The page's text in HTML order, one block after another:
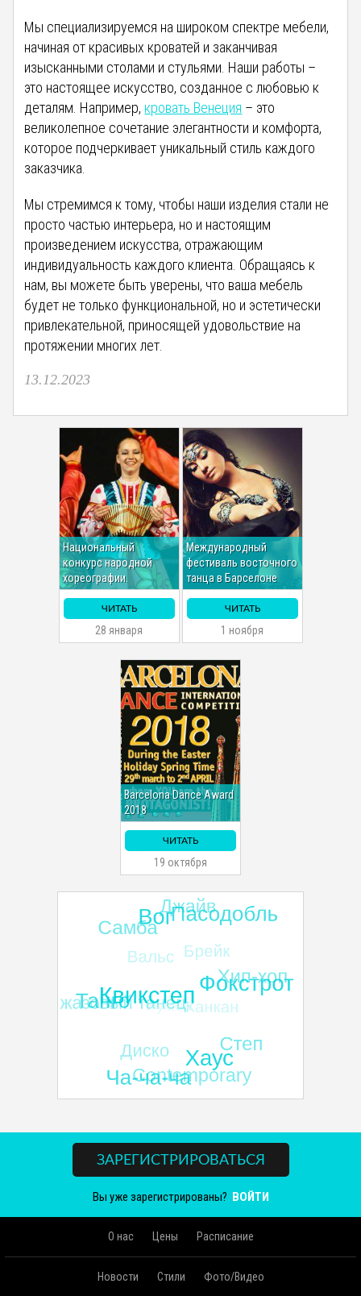
Мы специализируемся на широком спектре мебели,
начиная от красивых кроватей и заканчивая
изысканными столами и стульями. Наши работы –
это настоящее искусство, созданное с любовью к
деталям. Например, кровать Венеция – это
великолепное сочетание элегантности и комфорта,
которое подчеркивает уникальный стиль каждого
заказчика.
Мы стремимся к тому, чтобы наши изделия стали не
просто частью интерьера, но и настоящим
произведением искусства, отражающим
индивидуальность каждого клиента. Обращаясь к
нам, вы можете быть уверены, что ваша мебель
будет не только функциональной, но и эстетически
привлекательной, приносящей удовольствие на
протяжении многих лет.
13.12.2023
Национальный
конкурс народной
хореографии.
ЧИТАТЬ
28 января
Международный
фестиваль восточного
танца в Барселоне
ЧИТАТЬ
1 ноября
Barcelona Dance Award
2018
ЧИТАТЬ
19 октября
ЗАРЕГИСТРИРОВАТЬСЯ
Вы уже зарегистрированы? ВОЙТИ
О нас Цены Расписание
Новости Стили Фото/Видео